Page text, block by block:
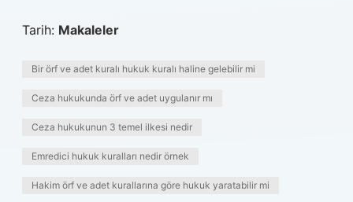
Tarih: Makaleler
Bir örf ve adet kuralı hukuk kuralı haline gelebilir mi
Ceza hukukunda örf ve adet uygulanır mı
Ceza hukukunun 3 temel ilkesi nedir
Emredici hukuk kuralları nedir örnek
Hakim örf ve adet kurallarına göre hukuk yaratabilir mi